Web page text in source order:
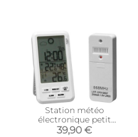
Station météo
électronique petit
format avec capteur
39,90 €